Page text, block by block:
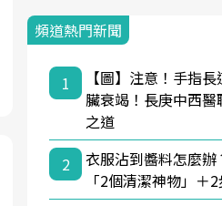
頻道熱門新聞
1
【圖】注意！手指
臟衰竭！長庚中西醫
之道
2
衣服沾到醬料怎麼
「2個清潔神物」＋